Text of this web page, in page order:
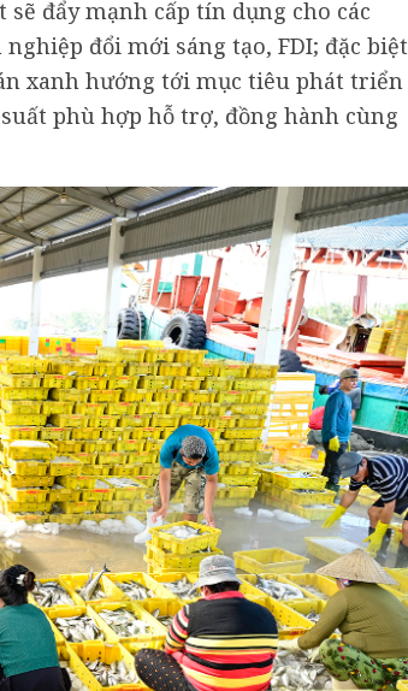
đẩy mạnh cấp tín dụng cho các
đổi mới sáng tạo, FDI; đặc biệt
xanh hướng tới mục tiêu phát triển
phù hợp hỗ trợ, đồng hành cùng